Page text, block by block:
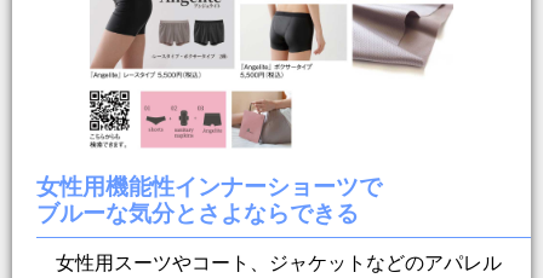
女性用機能性インナーショーツで
ブルーな気分とさよならできる
女性用スーツやコート、ジャケットなどのアパレル